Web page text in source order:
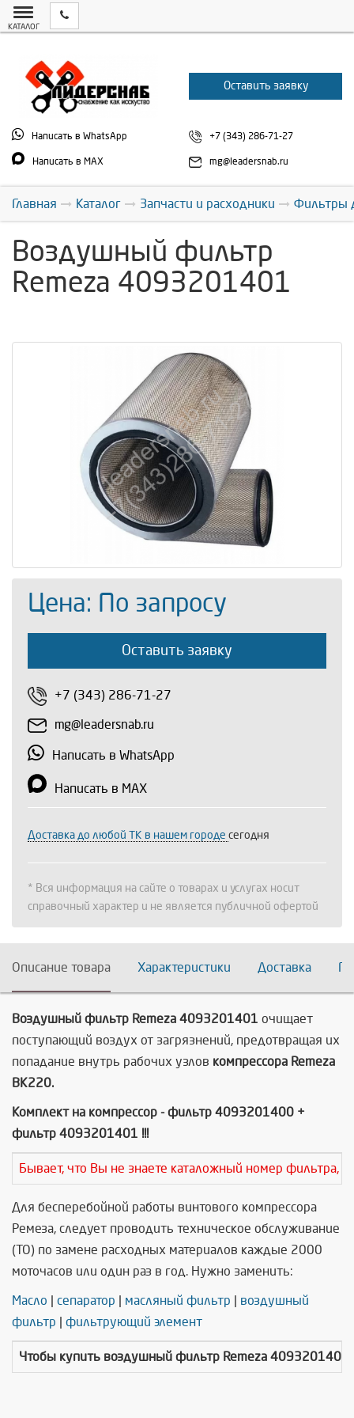
КАТАЛОГ
Оставить заявку
Написать в WhatsApp
Написать в MAX
+7 (343) 286-71-27
mg@leadersnab.ru
Главная Каталог Запчасти и расходники Фильтры
Воздушный фильтр
Remeza 4093201401
Цена: По запросу
Оставить заявку
+7 (343) 286-71-27
mg@leadersnab.ru
Написать в WhatsApp
Написать в MAX
Доставка до любой ТК в нашем городе сегодня
* Вся информация на сайте о товарах и услугах носит
справочный характер и не является публичной офертой
Описание товара Характеристики Доставка
Воздушный фильтр Remeza 4093201401 очищает
поступающий воздух от загрязнений, предотвращая их
попадание внутрь рабочих узлов компрессора Remeza
ВК220.
Комплект на компрессор - фильтр 4093201400 +
фильтр 4093201401 !!!
Бывает, что Вы не знаете каталожный номер фильтра,
Для бесперебойной работы винтового компрессора
Ремеза, следует проводить техническое обслуживание
(ТО) по замене расходных материалов каждые 2000
моточасов или один раз в год. Нужно заменить:
Масло сепаратор масляный фильтр
воздушный
фильтр
фильтрующий элемент
Чтобы купить воздушный фильтр Remeza 4093201401